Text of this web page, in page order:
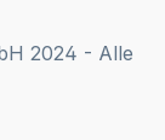
2024 - Alle